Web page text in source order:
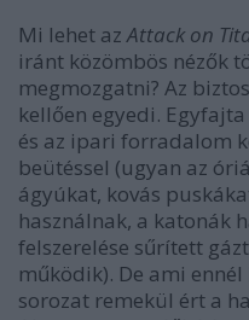
Mi lehet azAttack on
iránt közömbös nézők
megmozgatni? Az
kellően egyedi.
és az ipari forradalom
beütéssel (ugyan az
ágyúkat, kovás
használnak, a katonák
felszerelése sűrített
működik). De ami
sorozat remekül ért a